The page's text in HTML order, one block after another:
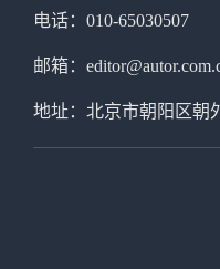
电话：010-65030507
邮箱：
地址：北京市朝阳区朝